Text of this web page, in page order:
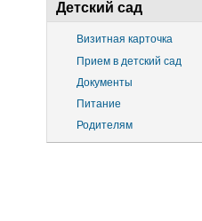
Детский сад
Визитная карточка
Прием в детский сад
Документы
Питание
Родителям